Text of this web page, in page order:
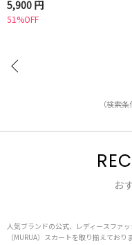
5,900 円
51%OFF
（検索
お
人気ブランドの公式、レディースファ
（MURUA）スカートを取り揃えてお